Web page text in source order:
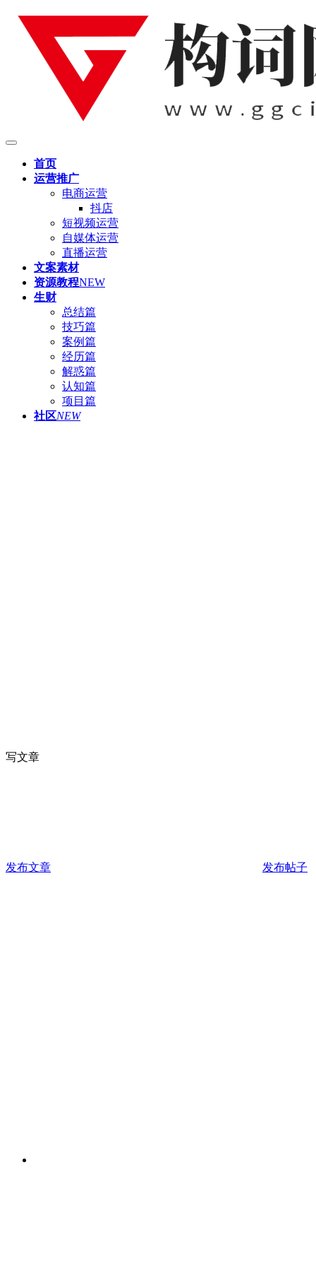
首页
运营推广
电商运营
抖店
短视频运营
自媒体运营
直播运营
文案素材
资源教程NEW
生财
总结篇
技巧篇
案例篇
经历篇
解惑篇
认知篇
项目篇
社区NEW
写文章
发布文章 发布帖子